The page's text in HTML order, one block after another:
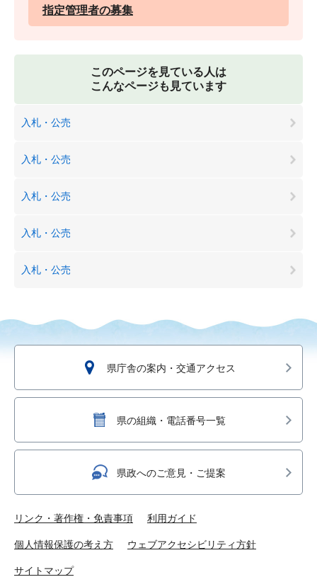
指定管理者の募集
このページを見ている人は
こんなページも見ています
入札・公売
入札・公売
入札・公売
入札・公売
入札・公売
県庁舎の案内・交通アクセス
県の組織・電話番号一覧
県政へのご意見・ご提案
リンク・著作権・免責事項 利用ガイド
個人情報保護の考え方 ウェブアクセシビリティ方針
サイトマップ